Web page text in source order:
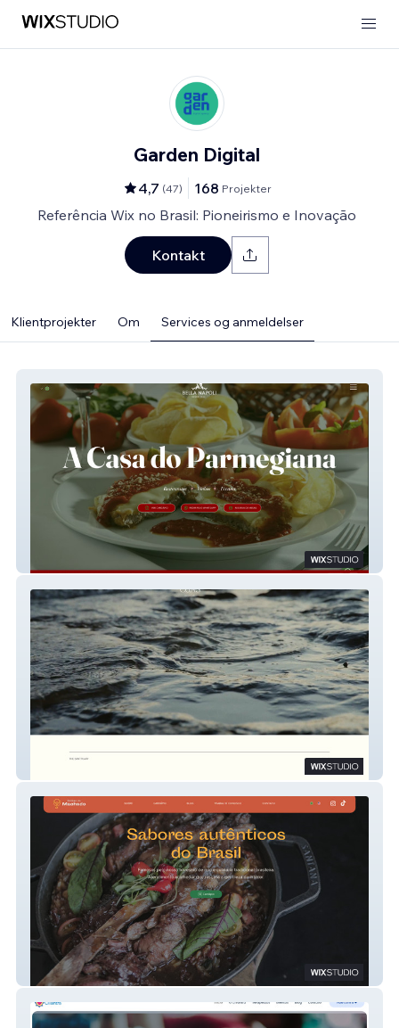
Garden Digital
4,7 (47) 168 Projekter
Referência Wix no Brasil: Pioneirismo e Inovação
Kontakt
Klientprojekter Om Services og anmeldelser
Bodega do Machado